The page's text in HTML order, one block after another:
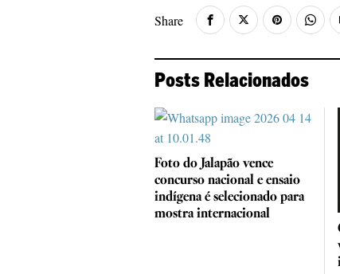
Share
Posts Relacionados
Foto do Jalapão vence
concurso nacional e ensaio
indígena é selecionado para
mostra internacional